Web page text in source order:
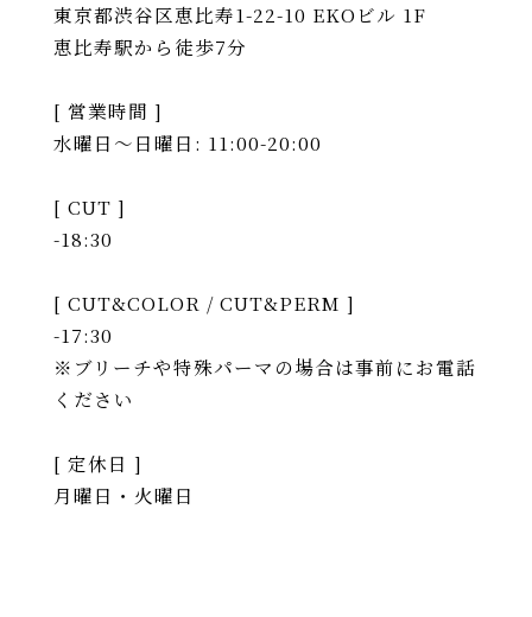
東京都渋谷区恵比寿1-22-10 EKOビル 1F
恵比寿駅から徒歩7分
[ 営業時間 ]
水曜日〜日曜日: 11:00-20:00
[ CUT ]
-18:30
[ CUT&COLOR / CUT&PERM ]
-17:30
※ブリーチや特殊パーマの場合は事前にお電話
ください
[ 定休日 ]
月曜日・火曜日